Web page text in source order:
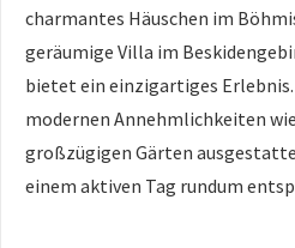
charmantes Häuschen im
geräumige Villa im
bietet ein einzigartiges
modernen Annehmlichkeiten
großzügigen Gärten
einem aktiven Tag rundum